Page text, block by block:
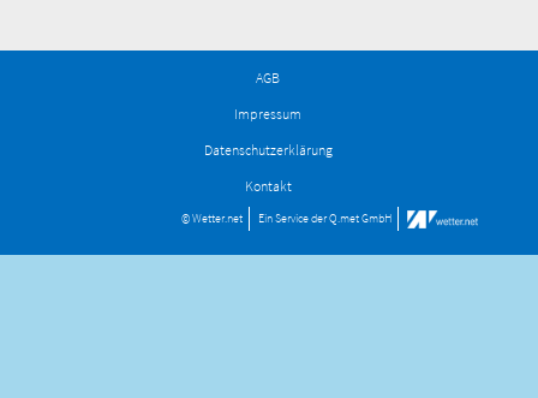
AGB
Impressum
Datenschutzerklärung
Kontakt
© Wetter.net Ein Service derQ.met GmbH